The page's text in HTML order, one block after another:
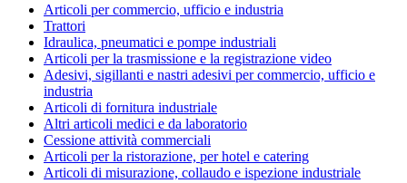
Articoli per commercio, ufficio e industria
Trattori
Idraulica, pneumatici e pompe industriali
Articoli per la trasmissione e la registrazione video
Adesivi, sigillanti e nastri adesivi per commercio, ufficio e
industria
Articoli di fornitura industriale
Altri articoli medici e da laboratorio
Cessione attività commerciali
Articoli per la ristorazione, per hotel e catering
Articoli di misurazione, collaudo e ispezione industriale